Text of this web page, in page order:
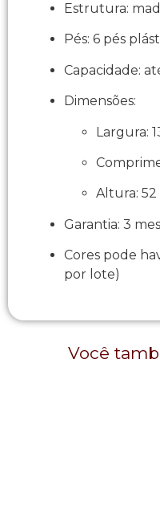
Estrutura:
Pés: 6 pés
Capacidade:
Dimensões:
Largura:
Altura: 52
Garantia: 3
Cores pode
por lote)
Você